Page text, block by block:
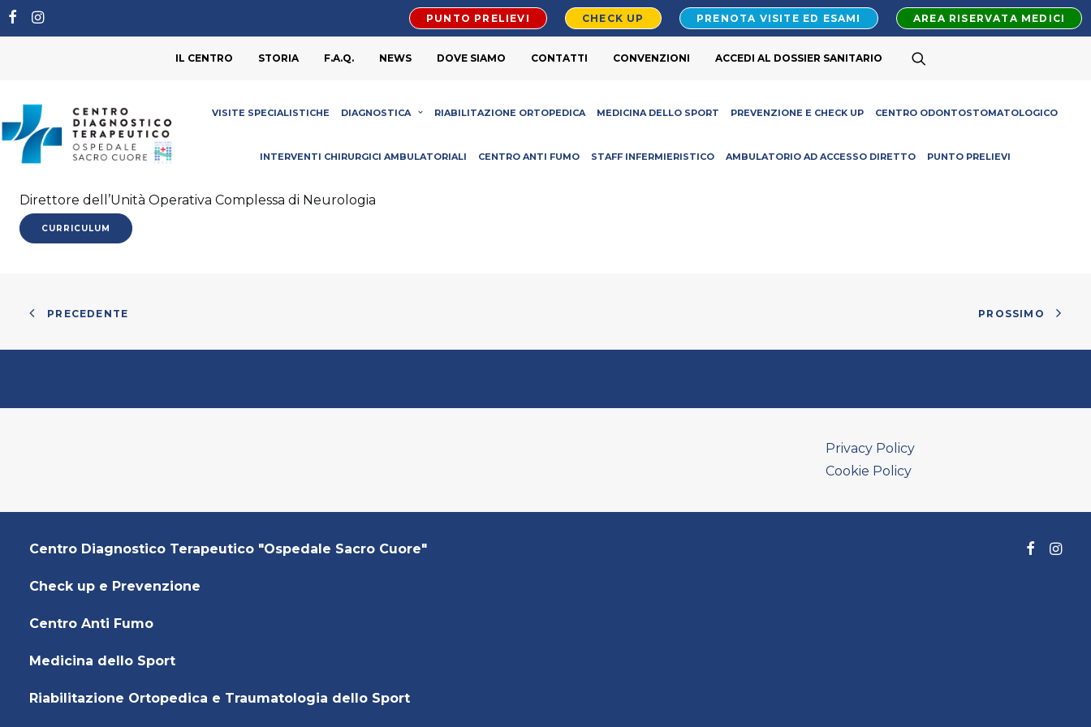
PUNTO PRELIEVI CHECK UP PRENOTA VISITE ED ESAMI AREA RISERVATA MEDICI
IL CENTRO STORIA F.A.Q. NEWS DOVE SIAMO CONTATTI CONVENZIONI ACCEDI AL DOSSIER SANITARIO
VISITE SPECIALISTICHE DIAGNOSTICA RIABILITAZIONE ORTOPEDICA MEDICINA DELLO SPORT PREVENZIONE E CHECK UP CENTRO ODONTOSTOMATOLOGICO
INTERVENTI CHIRURGICI AMBULATORIALI CENTRO ANTI FUMO STAFF INFERMIERISTICO AMBULATORIO AD ACCESSO DIRETTO PUNTO PRELIEVI
Direttore dell’Unità Operativa Complessa di Neurologia
CURRICULUM
PRECEDENTE PROSSIMO
Privacy Policy
Cookie Policy
Centro Diagnostico Terapeutico "Ospedale Sacro Cuore"
Check up e Prevenzione
Centro Anti Fumo
Medicina dello Sport
Riabilitazione Ortopedica e Traumatologia dello Sport